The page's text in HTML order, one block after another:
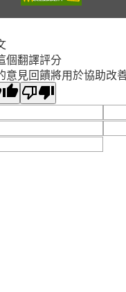
個翻譯評分
意見回饋將用於協助改